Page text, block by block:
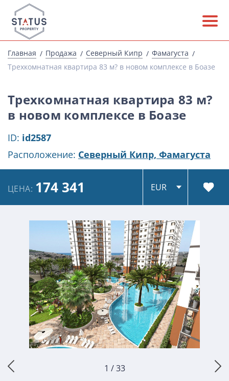
Главная Продажа Северный Кипр
Фамагуста
Трехкомнатная квартира 83 м? в новом комплексе в Боазе
Трехкомнатная квартира 83 м?
в новом комплексе в Боазе
ID: id2587
Расположение: Северный Кипр, Фамагуста
ЦЕНА: 174 341
1 / 33